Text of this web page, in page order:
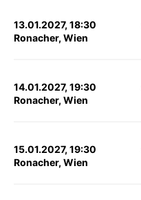
13.01.2027, 18:30
Ronacher, Wien
14.01.2027, 19:30
Ronacher, Wien
15.01.2027, 19:30
Ronacher, Wien